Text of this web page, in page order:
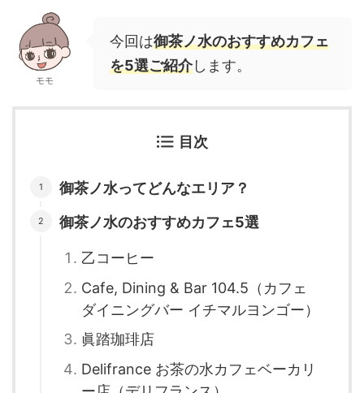
モモ
今回は御茶ノ水のおすすめカフェ
を5選ご紹介します。
目次
御茶ノ水ってどんなエリア？
御茶ノ水のおすすめカフェ5選
乙コーヒー
Cafe, Dining & Bar 104.5（カフェ
ダイニングバー イチマルヨンゴー）
眞踏珈琲店
Delifrance お茶の水カフェベーカリ